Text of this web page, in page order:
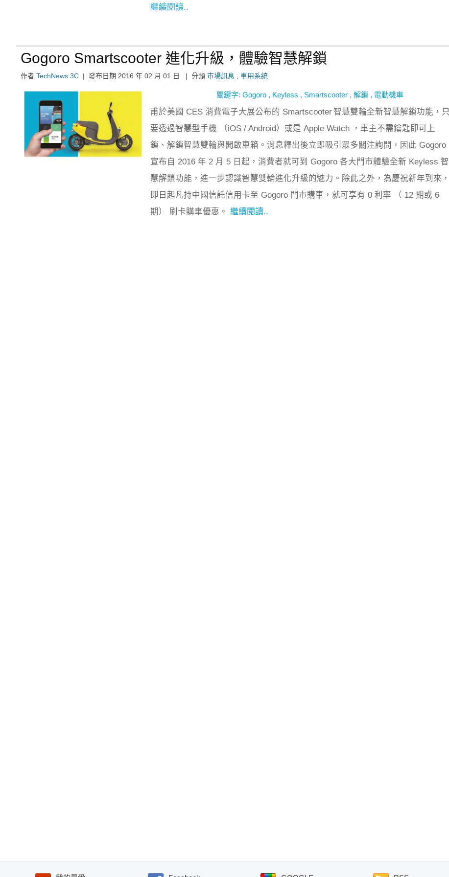
繼續閱讀..
Gogoro Smartscooter 進化升級，體驗智慧解鎖
作者 TechNews 3C | 發布日期 2016 年 02 月 01 日 | 分類 市場訊息 車用系統
關鍵字: Gogoro , Keyless , Smartscooter , 解鎖 , 電動機車
甫於美國 CES 消費電子大展公布的 Smartscooter智慧雙輪全新智慧解鎖功能，只
要透過智慧型手機 （iOS / Android）或是 Apple Watch ，車主不需鑰匙即可上
鎖、解鎖智慧雙輪與開啟車箱。消息釋出後立即吸引眾多關注詢問，因此 Gogoro
宣布自 2016 年 2 月 5 日起，消費者就可到 Gogoro 各大門市體驗全新 Keyless 智
慧解鎖功能，進一步認識智慧雙輪進化升級的魅力。除此之外，為慶祝新年到來，
即日起凡持中國信託信用卡至 Gogoro 門市購車，就可享有 0 利率 （ 12 期或 6
期） 刷卡購車優惠。 繼續閱讀..